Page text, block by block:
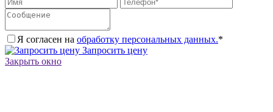
Я согласен на обработку персональных данных.*
Запросить цену
Закрыть окно